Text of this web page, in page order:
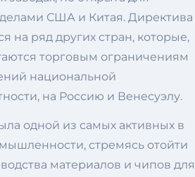
США и Китая. Директива
на ряд других стран, которые,
торговым ограничениям
национальной
на Россию и Венесуэлу.
одной из самых активных в
стремясь отойти
материалов и чипов для